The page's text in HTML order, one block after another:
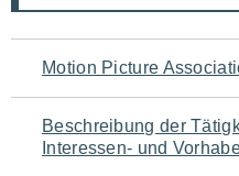
Navigation
für
den
Motion Picture
Beschreibung der
Interessen- und